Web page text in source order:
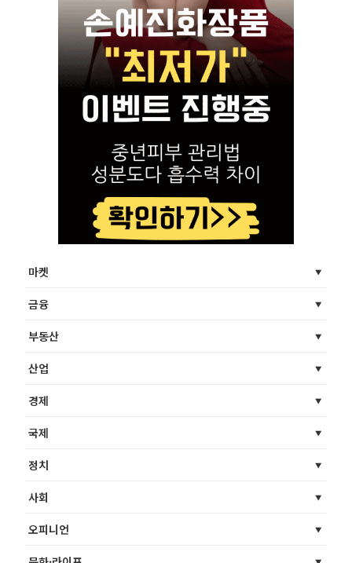
마켓
금융
부동산
산업
경제
국제
정치
사회
오피니언